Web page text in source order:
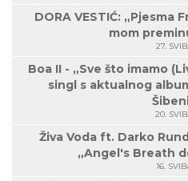
DORA VESTIĆ: „Pjesma
mom
27.
Boa II - „Sve što imamo
singl s aktualnog
20.
Živa Voda ft. Darko
„Angel's Breath
16.